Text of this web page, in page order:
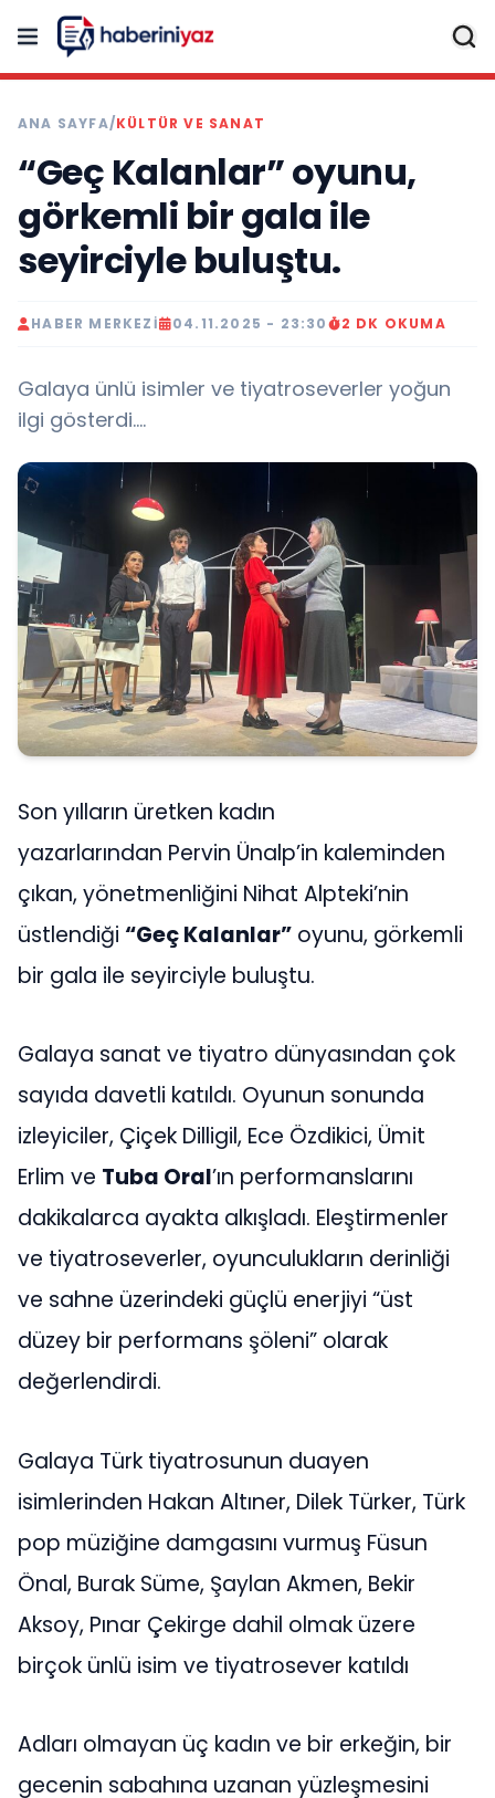
ANA SAYFA/KÜLTÜR VE SANAT
“Geç Kalanlar” oyunu,
görkemli bir gala ile
seyirciyle buluştu.
HABER MERKEZI 04.11.2025 - 23:30 2 DK OKUMA
Galaya ünlü isimler ve tiyatroseverler yoğun
ilgi gösterdi....
Son yılların üretken kadın
yazarlarından Pervin Ünalp’in kaleminden
çıkan, yönetmenliğini Nihat Alpteki’nin
üstlendiği “Geç Kalanlar” oyunu, görkemli
bir gala ile seyirciyle buluştu.
Galaya sanat ve tiyatro dünyasından çok
sayıda davetli katıldı. Oyunun sonunda
izleyiciler, Çiçek Dilligil, Ece Özdikici, Ümit
Erlim ve Tuba Oral’ın performanslarını
dakikalarca ayakta alkışladı. Eleştirmenler
ve tiyatroseverler, oyunculukların derinliği
ve sahne üzerindeki güçlü enerjiyi “üst
düzey bir performans şöleni” olarak
değerlendirdi.
Galaya Türk tiyatrosunun duayen
isimlerinden Hakan Altıner, Dilek Türker, Türk
pop müziğine damgasını vurmuş Füsun
Önal, Burak Süme, Şaylan Akmen, Bekir
Aksoy, Pınar Çekirge dahil olmak üzere
birçok ünlü isim ve tiyatrosever katıldı
Adları olmayan üç kadın ve bir erkeğin, bir
gecenin sabahına uzanan yüzleşmesini